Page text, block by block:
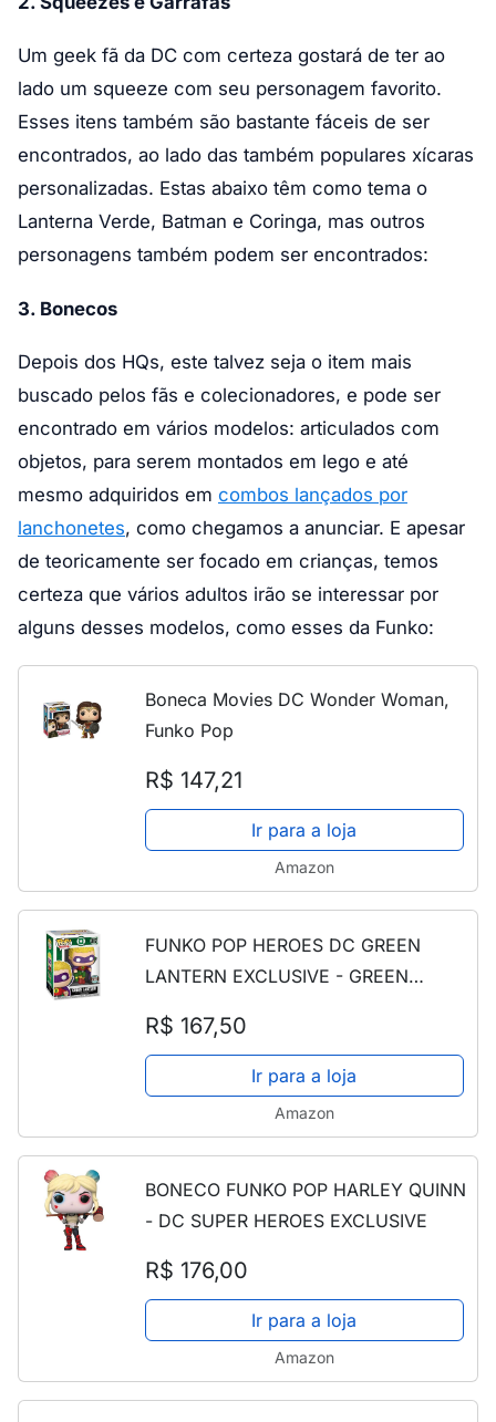
Um geek fã da DC com certeza gostará de ter ao
lado um squeeze com seu personagem favorito.
Esses itens também são bastante fáceis de ser
encontrados, ao lado das também populares xícaras
personalizadas. Estas abaixo têm como tema o
Lanterna Verde, Batman e Coringa, mas outros
personagens também podem ser encontrados:
3. Bonecos
Depois dos HQs, este talvez seja o item mais
buscado pelos fãs e colecionadores, e pode ser
encontrado em vários modelos: articulados com
objetos, para serem montados em lego e até
mesmo adquiridos em combos lançados por
lanchonetes, como chegamos a anunciar. E apesar
de teoricamente ser focado em crianças, temos
certeza que vários adultos irão se interessar por
alguns desses modelos, como esses da Funko:
Boneca Movies DC Wonder Woman,
Funko Pop
R$ 147,21
Ir para a loja
Amazon
FUNKO POP HEROES DC GREEN
LANTERN EXCLUSIVE - GREEN
R$ 167,50
Ir para a loja
Amazon
BONECO FUNKO POP HARLEY QUINN
- DC SUPER HEROES EXCLUSIVE
R$ 176,00
Ir para a loja
Amazon